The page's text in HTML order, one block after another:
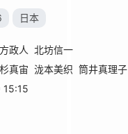
日本
政人
北坊信一
真宙 泷本美织 筒井真理子